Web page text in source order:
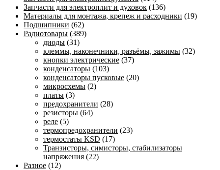
Запчасти для электроплит и духовок (136)
Материалы для монтажа, крепеж и расходники (19)
Подшипники (62)
Радиотовары (389)
диоды (31)
клеммы, наконечники, разъёмы, зажимы (32)
кнопки электрические (37)
конденсаторы (103)
конденсаторы пусковые (20)
микросхемы (2)
платы (3)
предохранители (28)
резисторы (64)
реле (5)
термопредохранители (23)
термостаты KSD (17)
Транзисторы, симисторы, стабилизаторы
напряжения (22)
Разное (12)